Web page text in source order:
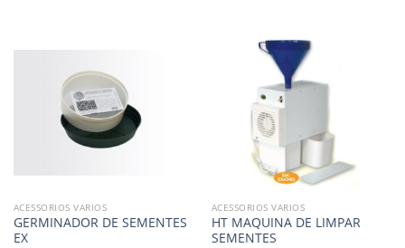
ACESSORIOS VARIOS
GERMINADOR DE SEMENTES
EX
ACESSORIOS VARIOS
HT MAQUINA DE LIMPAR
SEMENTES